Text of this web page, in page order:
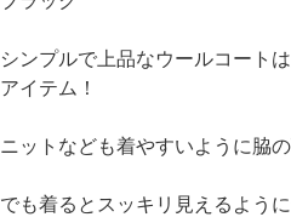
シンプルで上品なウールコート
アイテム！
ニットなども着やすいように脇
でも着るとスッキリ見えるよう